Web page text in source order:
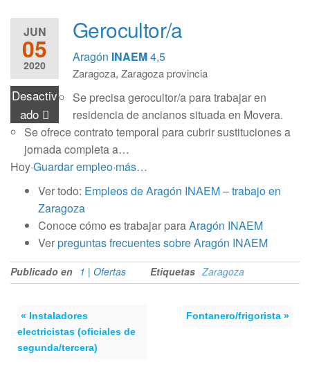
JUN
05
2020
Desactiv
ado
Gerocultor/a
Aragón INAEM4,5
Zaragoza, Zaragoza provincia
Se precisa gerocultor/a para trabajar en
residencia de ancianos situada en Movera.
Se ofrece contrato temporal para cubrir sustituciones a
jornada completa a…
Hoy·Guardar empleo·más…
Ver todo: Empleos de Aragón INAEM–trabajo en
Zaragoza
Conoce cómo es trabajar paraAragón INAEM
Verpreguntas frecuentes sobre Aragón INAEM
Publicado en 1 | Ofertas Etiquetas Zaragoza
« Instaladores
electricistas (oficiales de
segunda/tercera)
Fontanero/frigorista »